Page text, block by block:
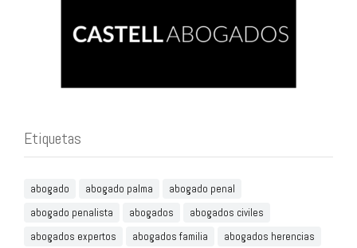
Etiquetas
abogado abogado palma
abogado penal
abogado penalista
abogados
abogados civiles
abogados expertos
abogados familia
abogados herencias